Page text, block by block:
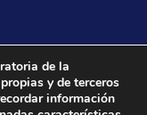
de la
y de terceros
información